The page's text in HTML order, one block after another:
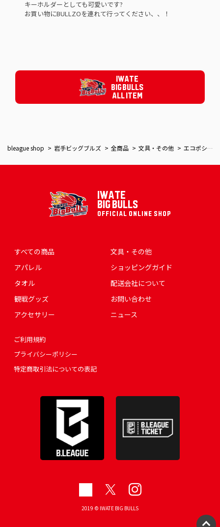
キーホルダーとしても可愛いです?
お買い物にBULLZOを連れて行ってください、、！
IWATE
BIG BULLS
ALL ITEM
bleague shop 岩手ビッグブルズ 全商品 文具・その他 エコポシェット
IWATE
BIG BULLS
OFFICIAL ONLINE SHOP
すべての商品
アパレル
タオル
観戦グッズ
アクセサリー
文具・その他
ショッピングガイド
配送会社について
お問い合わせ
ニュース
ご利用規約
プライバシーポリシー
特定商取引法についての表記
2019 © IWATE BIG BULLS